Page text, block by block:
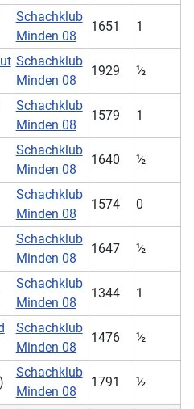
Schachklub
Minden 08
1651 1
Schachklub
Minden 08
1929 ½
Schachklub
Minden 08
1579 1
Schachklub
Minden 08
1640 ½
Schachklub
Minden 08
1574 0
Schachklub
Minden 08
1647 ½
Schachklub
Minden 08
1344 1
Schachklub
Minden 08
1476 ½
Schachklub
Minden 08
1791 ½